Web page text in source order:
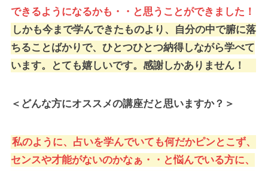
できるようになるかも・・と思うことができました！
しかも今まで学んできたものより、自分の中で腑に落
ちることばかりで、ひとつひとつ納得しながら学べて
います。とても嬉しいです。感謝しかありません！
＜どんな方にオススメの講座だと思いますか？＞
私のように、占いを学んでいても何だかピンとこず、
センスや才能がないのかなぁ・・と悩んでいる方に、